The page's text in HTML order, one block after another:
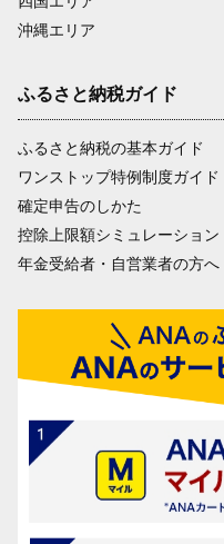
沖縄エリア
ふるさと納税ガイド
ふるさと納税の基本ガイド
ワンストップ特例制度ガイド
確定申告のしかた
控除上限額シミュレーション
年金受給者・自営業者の方へ